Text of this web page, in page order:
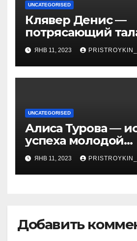
UNCATEGORISED
Клявер Денис —
потрясающий
захватывающий
миллионов
узнайте обо всем,
нужно знать о его
жизни!
ЯНВ 11, 2023 PRISTROYKIN_
UNCATEGORISED
Алиса Турова —
успеха молодой
которая покорила
мир своим
ЯНВ 11, 2023 PRISTROYKIN_
Добавить